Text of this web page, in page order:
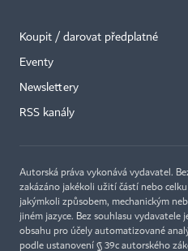
Koupit / darovat předplatné
Eventy
Newslettery
RSS kanály
Autorská práva vykonává vydavatel.
zakázáno jakékoli užití částí nebo
jakýmkoli způsobem, mechanickým
jiném jazyce. Bez souhlasu vydavatele
obsahu pro účely automatizované
podle ustanovení § 39c autorského